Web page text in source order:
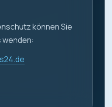
können Sie
wenden: